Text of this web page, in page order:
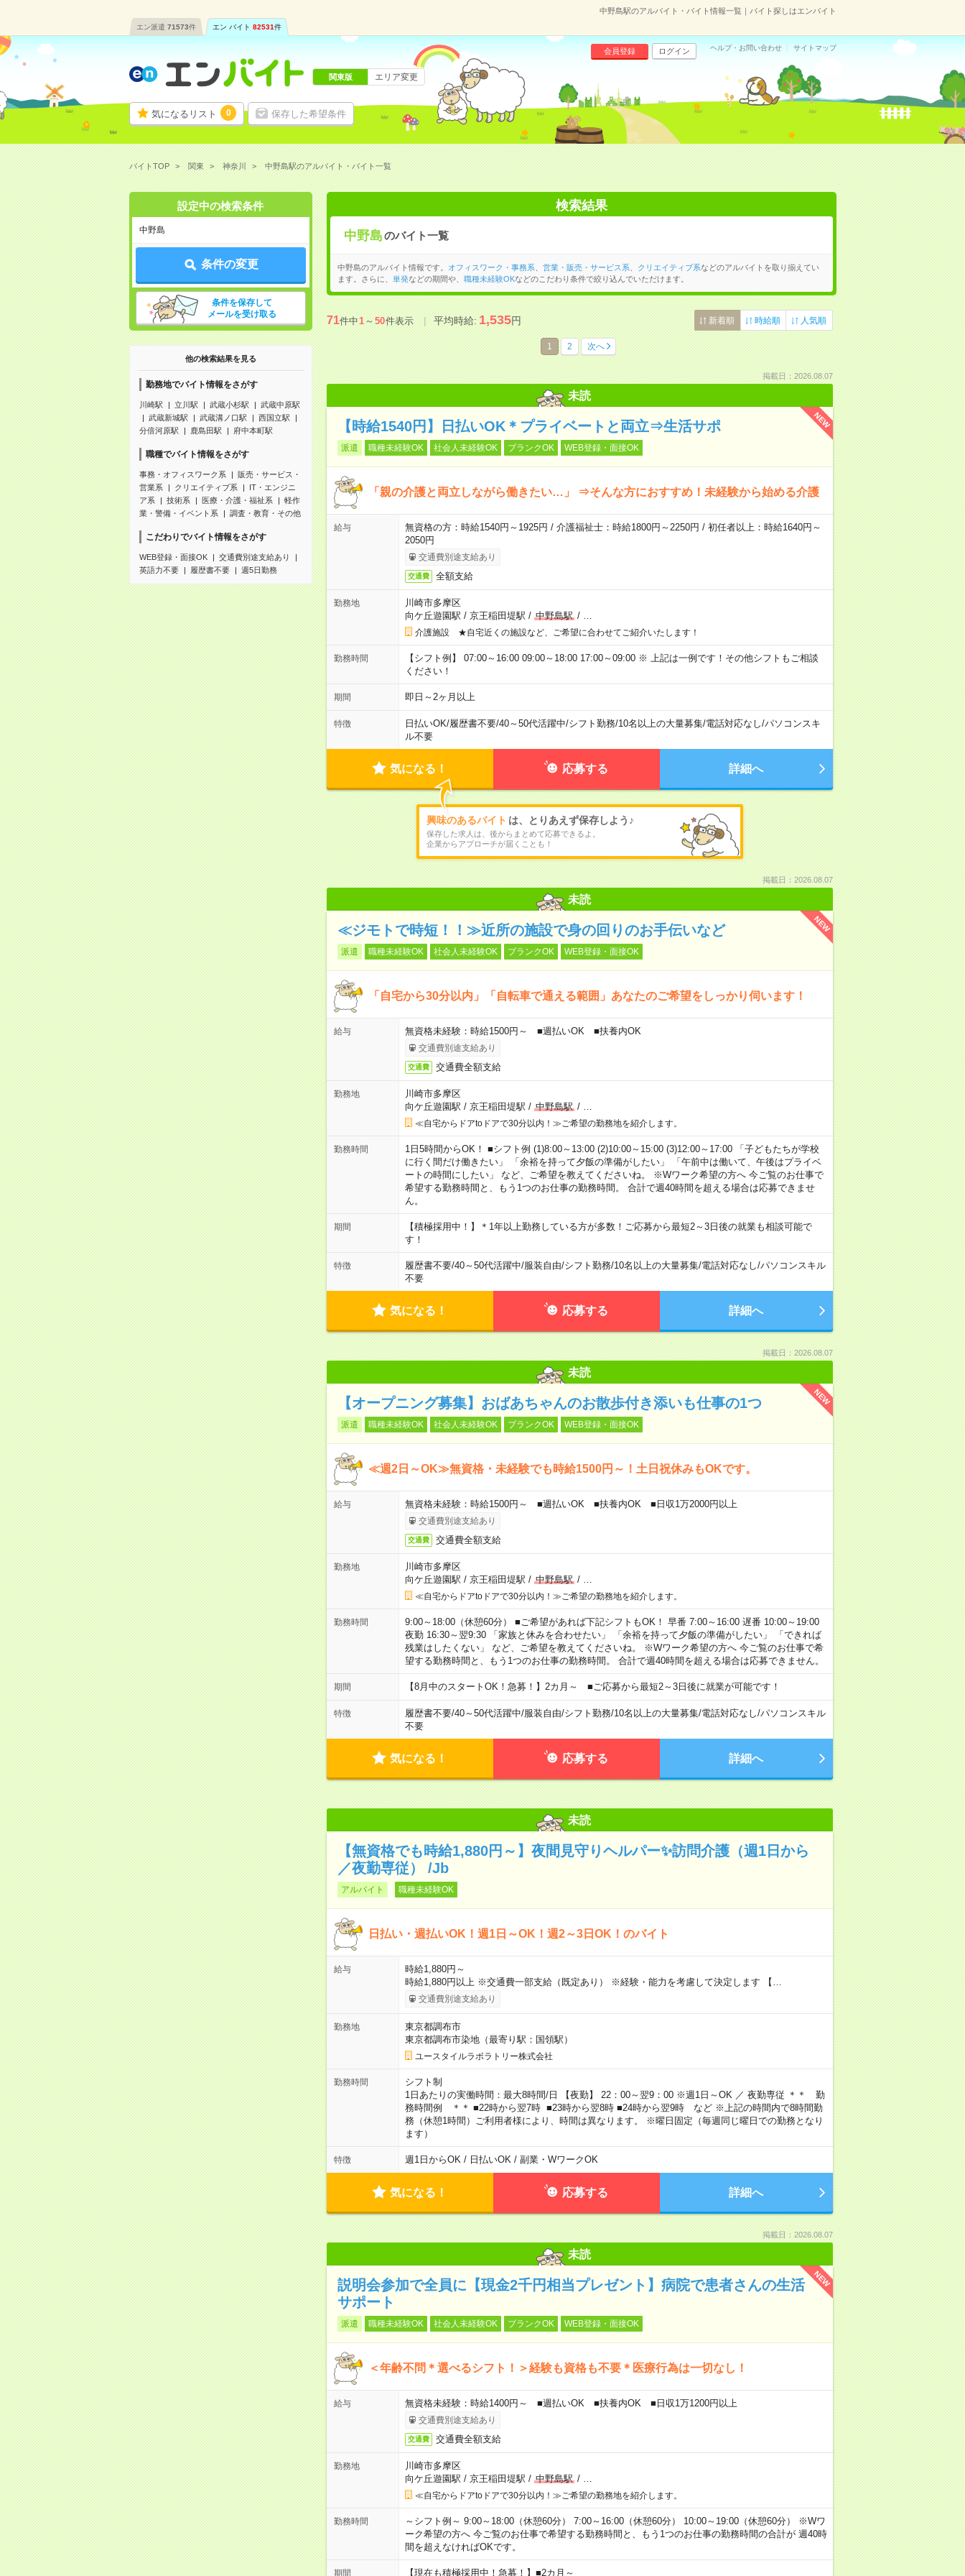
中野島駅のアルバイト・バイト情報一覧｜バイト探しはエンバイト
エン派遣 71573件 エン バイト 82531件
気になるリスト 0 保存した希望条件
会員登録 ログイン ヘルプ・お問い合わせ サイトマップ
関東版 エリア変更
バイトTOP 関東 神奈川 中野島駅のアルバイト・バイト一覧
設定中の検索条件
中野島
条件の変更
条件を保存して
メールを受け取る
他の検索結果を見る
勤務地でバイト情報をさがす
川崎駅 立川駅 武蔵小杉駅
武蔵中原駅
武蔵新城駅
武蔵溝ノ口駅
西国立駅
分倍河原駅
鹿島田駅 府中本町駅
職種でバイト情報をさがす
事務・オフィスワーク系
販売・サービス・
営業系
クリエイティブ系
IT・エンジニ
ア系
技術系 医療・介護・福祉系
軽作
業・警備・イベント系
調査・教育・その他
こだわりでバイト情報をさがす
WEB登録・面接OK
交通費別途支給あり
英語力不要
履歴書不要 週5日勤務
検索結果
中野島のバイト一覧
中野島のアルバイト情報です。 オフィスワーク・事務系 営業・販売・サービス系 クリエイティブ系などのアルバイトを取り揃えてい
ます。さらに、
単発などの期間や、 職種未経験OKなどのこだわり条件で絞り込んでいただけます。
71件中1～50件表示 平均時給:1,535円 新着順 時給順 人気順
1 2 次へ
掲載日：2026.08.07
未読
NEW
【時給1540円】日払いOK＊プライベートと両立⇒生活サポ
派遣 職種未経験OK 社会人未経験OK ブランクOK WEB登録・面接OK
「親の介護と両立しながら働きたい…」 ⇒そんな方におすすめ！未経験から始める介護
給与
無資格の方：時給1540円～1925円 / 介護福祉士：時給1800円～2250円 / 初任者以上：時給1640円～
2050円
交通費別途支給あり
交通費 全額支給
勤務地
川崎市多摩区
向ケ丘遊園駅 / 京王稲田堤駅 / 中野島駅/
介護施設 ★自宅近くの施設など、ご希望に合わせてご紹介いたします！
勤務時間
【シフト例】 07:00～16:00 09:00～18:00 17:00～09:00 ※ 上記は一例です！その他シフトもご相談
ください！
期間 即日～2ヶ月以上
特徴 日払いOK/履歴書不要/40～50代活躍中/シフト勤務/10名以上の大量募集/電話対応なし/パソコンスキ
ル不要
気になる！ 応募する 詳細へ
興味のあるバイト は、とりあえず保存しよう♪
保存した求人は、後からまとめて応募できるよ。
企業からアプローチが届くことも！
掲載日：2026.08.07
未読
NEW
≪ジモトで時短！！≫近所の施設で身の回りのお手伝いなど
派遣 職種未経験OK 社会人未経験OK ブランクOK WEB登録・面接OK
「自宅から30分以内」「自転車で通える範囲」あなたのご希望をしっかり伺います！
給与 無資格未経験：時給1500円～ ■週払いOK ■扶養内OK
交通費別途支給あり
交通費 交通費全額支給
勤務地
川崎市多摩区
向ケ丘遊園駅 / 京王稲田堤駅 / 中野島駅/
≪自宅からドアtoドアで30分以内！≫ご希望の勤務地を紹介します。
勤務時間
1日5時間からOK！ ■シフト例 (1)8:00～13:00 (2)10:00～15:00 (3)12:00～17:00 「子どもたちが学校
に行く間だけ働きたい」 「余裕を持って夕飯の準備がしたい」 「午前中は働いて、午後はプライベ
ートの時間にしたい」 など、ご希望を教えてくださいね。 ※Wワーク希望の方へ 今ご覧のお仕事で
希望する勤務時間と、もう1つのお仕事の勤務時間。 合計で週40時間を超える場合は応募できませ
ん。
期間
【積極採用中！】＊1年以上勤務している方が多数！ご応募から最短2～3日後の就業も相談可能で
す！
特徴 履歴書不要/40～50代活躍中/服装自由/シフト勤務/10名以上の大量募集/電話対応なし/パソコンスキル
不要
気になる！ 応募する 詳細へ
掲載日：2026.08.07
未読
NEW
【オープニング募集】おばあちゃんのお散歩付き添いも仕事の1つ
派遣 職種未経験OK 社会人未経験OK ブランクOK WEB登録・面接OK
≪週2日～OK≫無資格・未経験でも時給1500円～！土日祝休みもOKです。
給与 無資格未経験：時給1500円～ ■週払いOK ■扶養内OK ■日収1万2000円以上
交通費別途支給あり
交通費 交通費全額支給
勤務地
川崎市多摩区
向ケ丘遊園駅 / 京王稲田堤駅 / 中野島駅/
≪自宅からドアtoドアで30分以内！≫ご希望の勤務地を紹介します。
勤務時間
9:00～18:00（休憩60分） ■ご希望があれば下記シフトもOK！ 早番 7:00～16:00 遅番 10:00～19:00
夜勤 16:30～翌9:30 「家族と休みを合わせたい」 「余裕を持って夕飯の準備がしたい」 「できれば
残業はしたくない」 など、ご希望を教えてくださいね。 ※Wワーク希望の方へ 今ご覧のお仕事で希
望する勤務時間と、もう1つのお仕事の勤務時間。 合計で週40時間を超える場合は応募できません。
期間 【8月中のスタートOK！急募！】2カ月～ ■ご応募から最短2～3日後に就業が可能です！
特徴 履歴書不要/40～50代活躍中/服装自由/シフト勤務/10名以上の大量募集/電話対応なし/パソコンスキル
不要
気になる！ 応募する 詳細へ
未読
【無資格でも時給1,880円～】夜間見守りヘルパー✨訪問介護（週1日から
／夜勤専従） /Jb
アルバイト 職種未経験OK
日払い・週払いOK！週1日～OK！週2～3日OK！のバイト
給与
時給1,880円～
時給1,880円以上 ※交通費一部支給（既定あり） ※経験・能力を考慮して決定します 【…
交通費別途支給あり
勤務地
東京都調布市
東京都調布市染地（最寄り駅：国領駅）
ユースタイルラボラトリー株式会社
勤務時間
シフト制
1日あたりの実働時間：最大8時間/日 【夜勤】 22：00～翌9：00 ※週1日～OK ／ 夜勤専従 ＊＊ 勤
務時間例 ＊＊ ■22時から翌7時 ■23時から翌8時 ■24時から翌9時 など ※上記の時間内で8時間勤
務（休憩1時間）ご利用者様により、時間は異なります。 ※曜日固定（毎週同じ曜日での勤務となり
ます）
特徴 週1日からOK / 日払いOK / 副業・WワークOK
気になる！ 応募する 詳細へ
掲載日：2026.08.07
未読
NEW
説明会参加で全員に【現金2千円相当プレゼント】病院で患者さんの生活
サポート
派遣 職種未経験OK 社会人未経験OK ブランクOK WEB登録・面接OK
＜年齢不問＊選べるシフト！＞経験も資格も不要＊医療行為は一切なし！
給与 無資格未経験：時給1400円～ ■週払いOK ■扶養内OK ■日収1万1200円以上
交通費別途支給あり
交通費 交通費全額支給
勤務地
川崎市多摩区
向ケ丘遊園駅 / 京王稲田堤駅 / 中野島駅/
≪自宅からドアtoドアで30分以内！≫ご希望の勤務地を紹介します。
勤務時間
～シフト例～ 9:00～18:00（休憩60分） 7:00～16:00（休憩60分） 10:00～19:00（休憩60分） ※Wワ
ーク希望の方へ 今ご覧のお仕事で希望する勤務時間と、もう1つのお仕事の勤務時間の合計が 週40時
間を超えなければOKです。
期間 【現在も積極採用中！急募！】■2カ月～